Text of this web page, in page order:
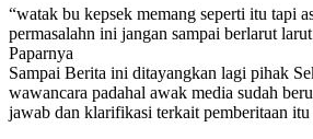
“watak bu kepsek memang seperti itu tapi
permasalahn ini jangan sampai berlarut
Paparnya
Sampai Berita ini ditayangkan lagi pihak
wawancara padahal awak media sudah
jawab dan klarifikasi terkait pemberitaan itu